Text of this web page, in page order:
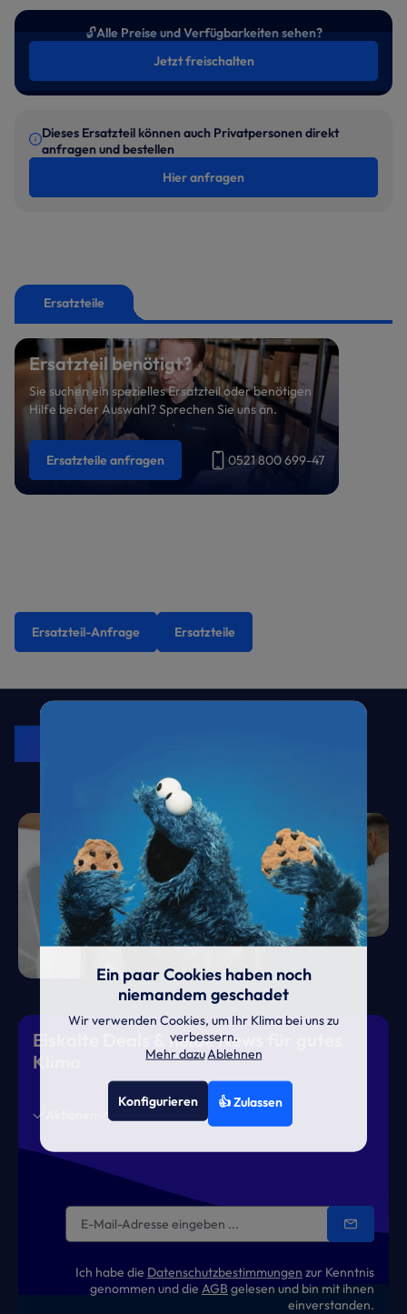
🔓Alle Preise und Verfügbarkeiten sehen?
Jetzt freischalten
Dieses Ersatzteil können auch Privatpersonen direkt
anfragen und bestellen
Hier anfragen
Ersatzteile
Ersatzteil benötigt?
Sie suchen ein spezielles Ersatzteil oder benötigen
Hilfe bei der Auswahl? Sprechen Sie uns an.
Ersatzteile anfragen 0521 800 699-47
Ersatzteil-Anfrage Ersatzteile
KRONE Friends
Eiskalte Deals & heiße News für gutes
Klima
Ich habe die Datenschutzbestimmungen zur Kenntnis
genommen und die AGB gelesen und bin mit ihnen
einverstanden.
Ein paar Cookies haben noch
niemandem geschadet
Wir verwenden Cookies, um Ihr Klima bei uns zu
verbessern.
Mehr dazuAblehnen
Konfigurieren 👍 Zulassen